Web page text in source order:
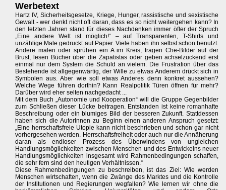
Werbetext
Hartz IV, Sicherheitsgesetze, Kriege, Hunger, rassistische und sexistische
Gewalt - wer denkt nicht oft daran, dass es so nicht weitergehen kann? In
den letzten Jahren stand für dieses Nachdenken immer öfter der Spruch
„Eine andere Welt ist möglich!“ – auf Transparenten, T-Shirts und
unzählige Male gedruckt auf Papier. Viele haben ihn selbst schon benutzt.
Andere malen oder sprühen ein A im Kreis, tragen Che-Bilder auf der
Brust, lesen Bücher über die Zapatistas oder geben achselzuckend erst
einmal nur dem System die Schuld an vielem. Die Frustration über das
Bestehende ist allgegenwärtig, der Wille zu etwas Anderem drückt sich in
Symbolen aus. Aber wie soll etwas Anderes denn konkret aussehen?
Welche Wege führen dorthin? Kann Realpolitik Türen öffnen für mehr?
Darüber wird eher selten nachgedacht ...
Mit dem Buch „Autonomie und Kooperation“ will die Gruppe Gegenbilder
zum Schließen dieser Lücke beitragen. Entstanden ist keine romanhafte
Beschreibung oder ein blumiges Bild der besseren Zukunft. Stattdessen
haben sich die AutorInnen zu Beginn einen anderen Anspruch gesetzt:
„Eine herrschaftsfreie Utopie kann nicht beschrieben und schon gar nicht
vorhergesehen werden. Herrschaftsfreiheit oder auch nur die Annäherung
daran als endloser Prozess des Überwindens von ungleichen
Handlungsmöglichkeiten zwischen Menschen und des Entwickelns neuer
Handlungsmöglichkeiten insgesamt wird Rahmenbedingungen schaffen,
die sehr fern sind den heutigen Verhältnissen.“
Diese Rahmenbedingungen zu beschreiben, ist das Ziel: Wie werden
Menschen wirtschaften, wenn die Zwänge des Marktes und die Kontrolle
der Institutionen und Regierungen wegfallen? Wie lernen wir ohne die